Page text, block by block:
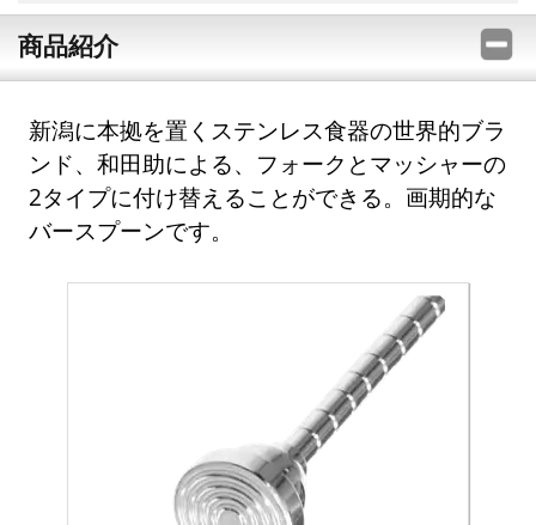
商品紹介
新潟に本拠を置くステンレス食器の世界的ブラ
ンド、和田助による、フォークとマッシャーの
2タイプに付け替えることができる。画期的な
バースプーンです。